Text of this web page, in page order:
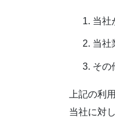
当社
当社
その
上記の利
当社に対